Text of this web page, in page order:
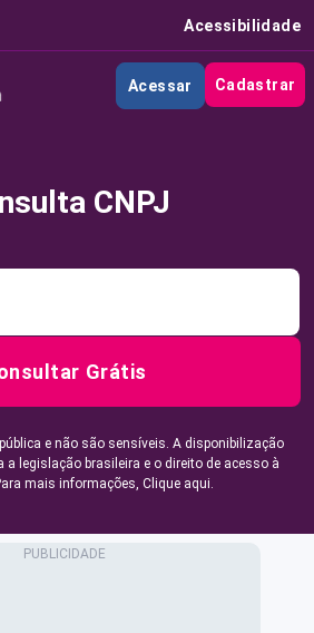
Acessibilidade
Acessar Cadastrar
CNPJ
Grátis
e não são sensíveis. A disponibilização
a legislação brasileira e o direito de acesso à
mais informações, Clique aqui.